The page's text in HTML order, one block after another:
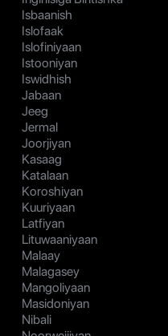
Isbaanish
Islofaak
Islofiniyaan
Istooniyan
Iswidhish
Jabaan
Jeeg
Jermal
Joorjiyan
Kasaag
Katalaan
Koroshiyan
Kuuriyaan
Latfiyan
Lituwaaniyaan
Malaay
Malagasey
Mangoliyaan
Masidoniyan
Nibali